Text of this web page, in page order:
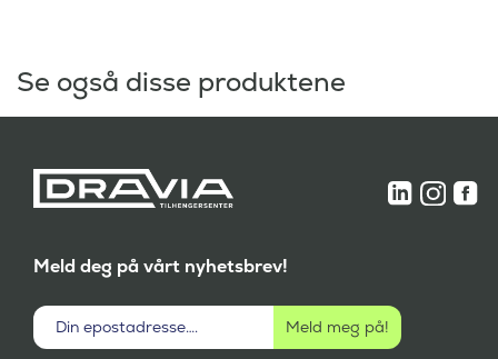
Se også disse produktene
Meld deg på vårt nyhetsbrev!